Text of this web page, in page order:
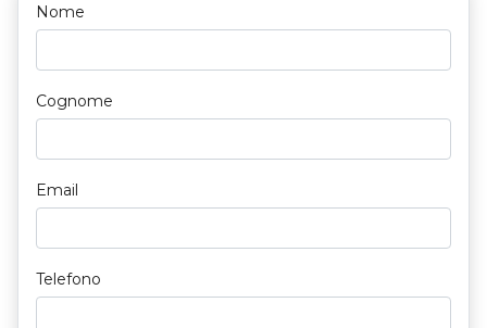
Nome
Cognome
Email
Telefono